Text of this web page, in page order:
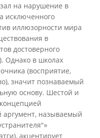
на нарушение в
исключенного
иллюзорности мира
в
достоверного
Однако в школах
(восприятие,
значит познаваемый
основу. Шестой и
называемый
акцентирует